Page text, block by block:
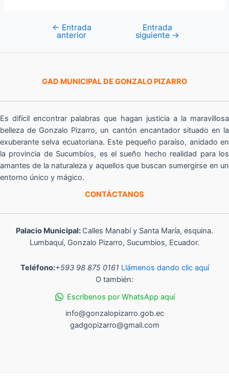
Navegación
← Entrada
anterior
Entrada
siguiente →
GAD MUNICIPAL DE GONZALO PIZARRO
Es difícil encontrar palabras que hagan justicia a la maravillosa
belleza de Gonzalo Pizarro, un cantón encantador situado en la
exuberante selva ecuatoriana. Este pequeño paraíso, anidado en
la provincia de Sucumbíos, es el sueño hecho realidad para los
amantes de la naturaleza y aquellos que buscan sumergirse en un
entorno único y mágico.
CONTÁCTANOS
Palacio Municipal: Calles Manabí y Santa María, esquina.
Lumbaquí, Gonzalo Pizarro, Sucumbios, Ecuador.
Teléfono:+593 98 875 0161 Llámenos dando clic aquí
O también:
Escríbenos por WhatsApp aquí
info@gonzalopizarro.gob.ec
gadgopizarro@gmail.com